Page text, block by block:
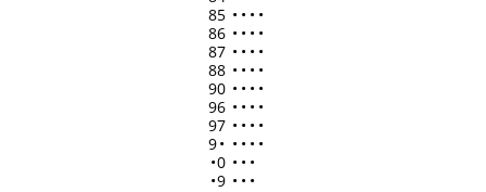
85 • • • •
86 • • • •
87 • • • •
88 • • • •
90 • • • •
96 • • • •
97 • • • •
9• • • • •
•0 • • •
•9 • • •